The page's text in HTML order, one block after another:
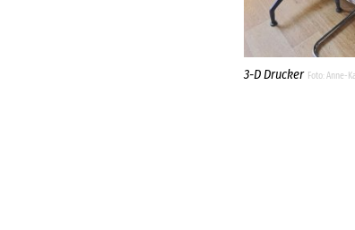
3-D Drucker Anne-